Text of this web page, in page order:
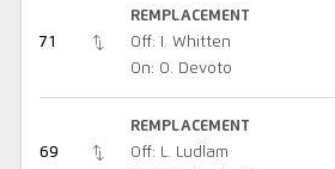
71
REMPLACEMENT
Off: I. Whitten
On: O. Devoto
69
REMPLACEMENT
Off: L. Ludlam